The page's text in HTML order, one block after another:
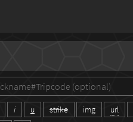
i u strike img url